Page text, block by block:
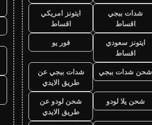
شدات ببجي
اقساط
ايتونز امريكي
اقساط
ايتونز سعودي
اقساط
فور يو
شحن شدات ببجي
شدات ببجي عن
طريق الايدي
شحن يلا لودو
شحن لودو عن
طريق الايدي